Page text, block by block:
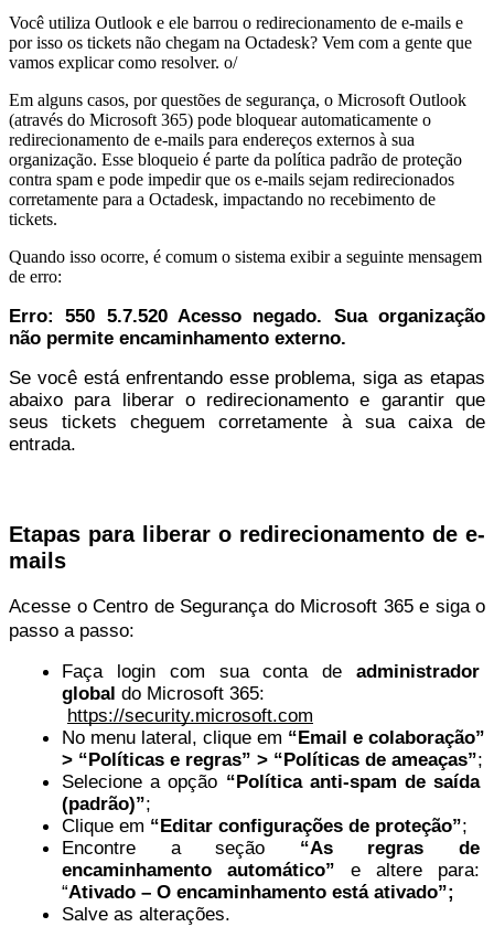
Você utiliza Outlook e ele barrou o redirecionamento de e-mails e
por isso os tickets não chegam na Octadesk? Vem com a gente que
vamos explicar como resolver. o/
Em alguns casos, por questões de segurança, o Microsoft Outlook
(através do Microsoft 365) pode bloquear automaticamente o
redirecionamento de e-mails para endereços externos à sua
organização. Esse bloqueio é parte da política padrão de proteção
contra spam e pode impedir que os e-mails sejam redirecionados
corretamente para a Octadesk, impactando no recebimento de
tickets.
Quando isso ocorre, é comum o sistema exibir a seguinte mensagem
de erro:
Erro: 550 5.7.520 Acesso negado. Sua organização
não permite encaminhamento externo.
Se você está enfrentando esse problema, siga as etapas
abaixo para liberar o redirecionamento e garantir que
seus tickets cheguem corretamente à sua caixa de
entrada.
Etapas para liberar o redirecionamento de e-
mails
Acesse o Centro de Segurança do Microsoft 365 e siga o
passo a passo:
Faça login com sua conta de administrador
global do Microsoft 365:
https://security.microsoft.com
No menu lateral, clique em “Email e colaboração”
> “Políticas e regras” > “Políticas de ameaças”;
Selecione a opção “Política anti-spam de saída
(padrão)”;
Clique em “Editar configurações de proteção”;
Encontre a seção “As regras de
encaminhamento automático” e altere para:
“Ativado – O encaminhamento está ativado”;
Salve as alterações.